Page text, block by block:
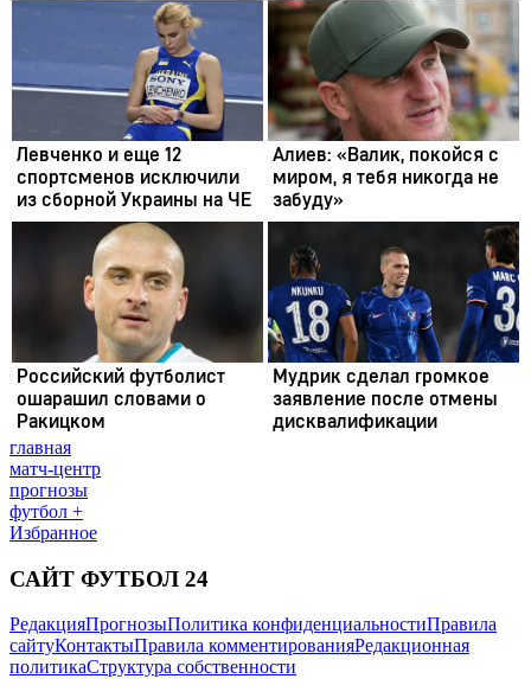
главная
матч-центр
прогнозы
футбол +
Избранное
САЙТ ФУТБОЛ 24
РедакцияПрогнозыПолитика конфиденциальностиПравила
сайтуКонтактыПравила комментированияРедакционная
политикаСтруктура собственности